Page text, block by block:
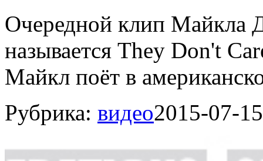
Очередной клип Майкла
называется They Don't
Майкл поёт в
Рубрика: видео2015-07-15